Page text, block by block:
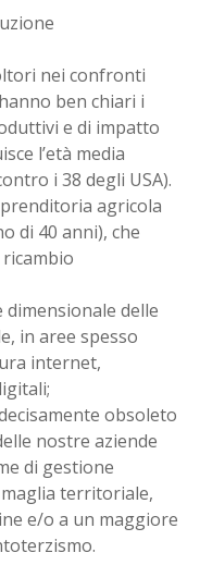
nei confronti
ben chiari i
e di impatto
l’età media
i 38 degli USA).
agricola
di 40 anni), che
delle
in aree spesso
internet,
obsoleto
nostre aziende
di gestione
territoriale,
e/o a un maggiore